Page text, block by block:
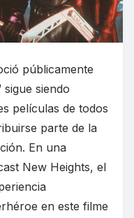
públicamente
sigue siendo
películas de todos
parte de la
En una
New Heights, el
en este filme